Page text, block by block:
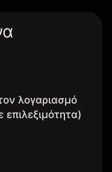
λογαριασμό
επιλεξιμότητα)